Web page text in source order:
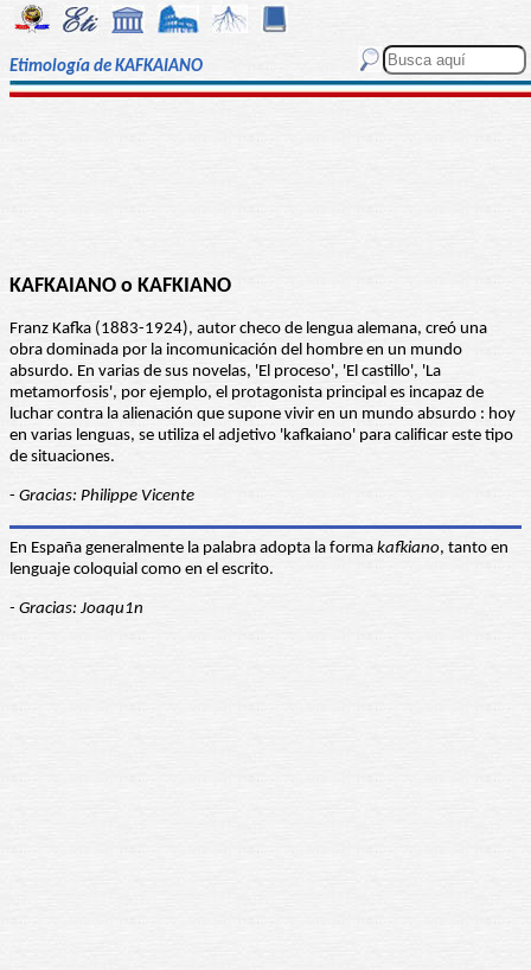
Etimología de KAFKAIANO
KAFKAIANO o KAFKIANO
Franz Kafka (1883-1924), autor checo de lengua alemana, creó una
obra dominada por la incomunicación del hombre en un mundo
absurdo. En varias de sus novelas, 'El proceso', 'El castillo', 'La
metamorfosis', por ejemplo, el protagonista principal es incapaz de
luchar contra la alienación que supone vivir en un mundo absurdo : hoy
en varias lenguas, se utiliza el adjetivo 'kafkaiano' para calificar este tipo
de situaciones.
- Gracias: Philippe Vicente
En España generalmente la palabra adopta la forma kafkiano, tanto en
lenguaje coloquial como en el escrito.
- Gracias: Joaqu1n